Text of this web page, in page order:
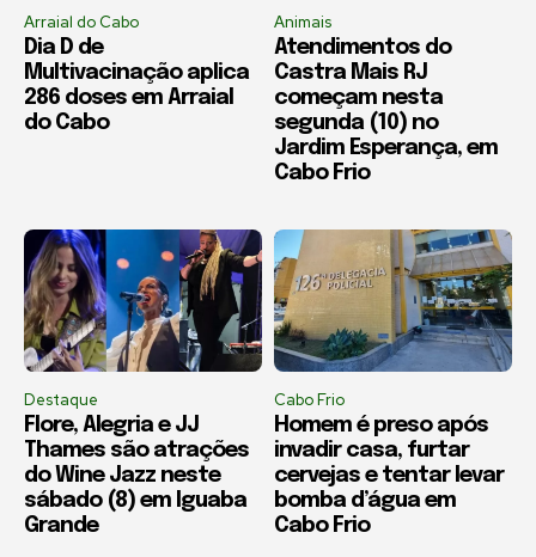
Arraial do Cabo
Dia D de
Multivacinação aplica
286 doses em Arraial
do Cabo
Animais
Atendimentos do
Castra Mais RJ
começam nesta
segunda (10) no
Jardim Esperança, em
Cabo Frio
Destaque
Flore, Alegria e JJ
Thames são atrações
do Wine Jazz neste
sábado (8) em Iguaba
Grande
Cabo Frio
Homem é preso após
invadir casa, furtar
cervejas e tentar levar
bomba d’água em
Cabo Frio